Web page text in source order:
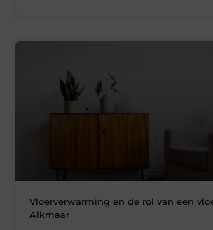
Vloerverwarming en de rol van een
Alkmaar